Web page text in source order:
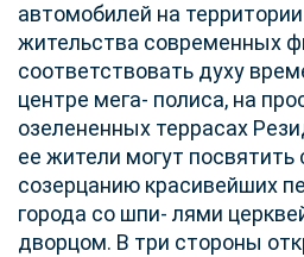
автомобилей на
жительства современных
соответствовать духу
центре мега- полиса, на
озелененных террасах
ее жители могут
созерцанию красивейших
города со шпи- лями
дворцом. В три стороны